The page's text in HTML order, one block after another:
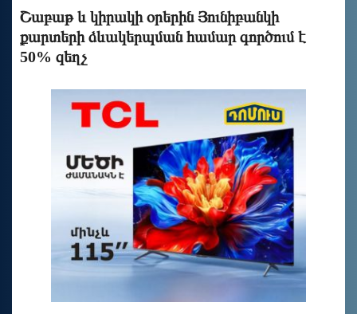
Շաբաթ և կիրակի օրերին Յունիբանկի
քարտերի ձևակերպման համար գործում է
50% զեղչ